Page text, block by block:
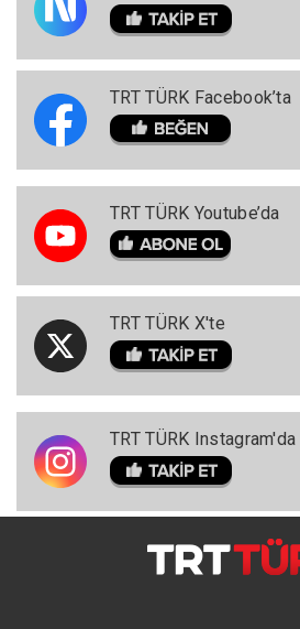
TRT TÜRK Facebook’ta
TRT TÜRK Youtube’da
TRT TÜRK X'te
TRT TÜRK Instagram'da